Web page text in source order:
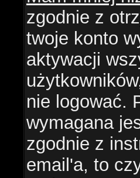
zgodnie z
twoje konto
aktywacji
nie logować.
wymagana
zgodnie z
email'a, to